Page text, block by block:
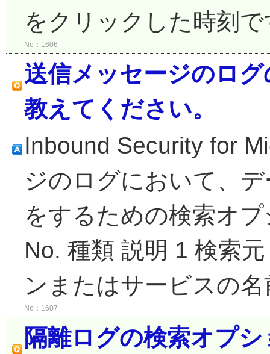
をクリックした時刻
No：1606
送信メッセージのロ
教えてください。
Inbound Security for
ジのログにおいて、
をするための検索オ
No. 種類 説明 1 検索
ンまたはサービスの
No：1607
隔離ログの検索オプ